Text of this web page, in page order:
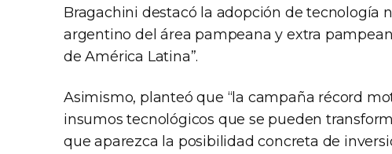
Bragachini destacó la adopción de tecnología
argentino del área pampeana y extra
de América Latina”.
Asimismo, planteó que “la campaña récord
insumos tecnológicos que se pueden
que aparezca la posibilidad concreta de